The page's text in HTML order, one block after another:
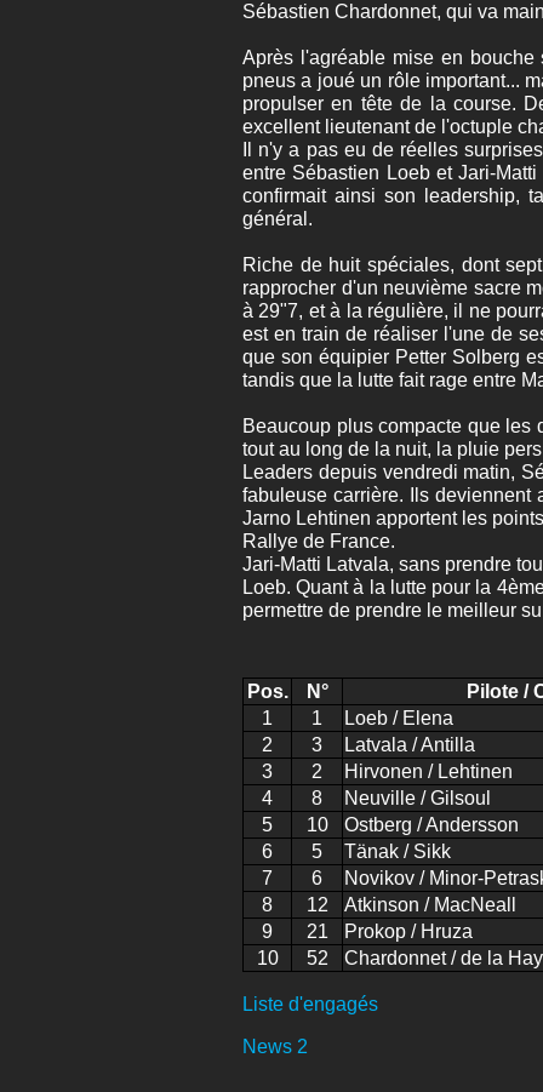
Sébastien Chardonnet, qui va
Après l'agréable mise en
pneus a joué un rôle important...
propulser en tête de la course.
excellent lieutenant de l'octuple
Il n'y a pas eu de réelles
entre Sébastien Loeb et Jari-
confirmait ainsi son leadership,
général.
Riche de huit spéciales, dont
rapprocher d'un neuvième sacre
à 29"7, et à la régulière, il ne
est en train de réaliser l'une de
que son équipier Petter Solberg
tandis que la lutte fait rage entre
Beaucoup plus compacte que les
tout au long de la nuit, la pluie
Leaders depuis vendredi matin,
fabuleuse carrière. Ils
Jarno Lehtinen apportent les
Rallye de France.
Jari-Matti Latvala, sans prendre
Loeb. Quant à la lutte pour la
permettre de prendre le meilleur
Pos. N°
Pilote /
1
1
Loeb / Elena
2
3
Latvala / Antilla
3
2
Hirvonen / Lehtinen
4
8
Neuville / Gilsoul
5
10
Ostberg / Andersson
6
5
Tänak / Sikk
7
6
Novikov / Minor-
8
12
Atkinson / MacNeall
9
21
Prokop / Hruza
10
52 Chardonnet / de la
Liste d'engagés
News 2